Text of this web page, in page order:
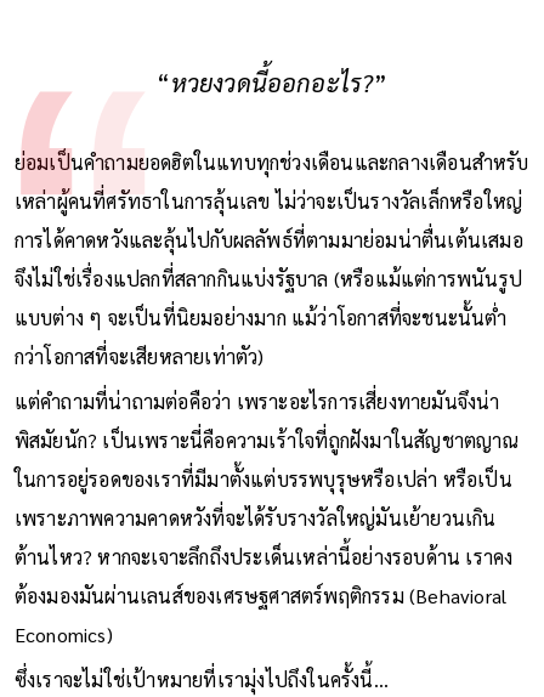
“หวยงวดนี้ออกอะไร?”
ย่อมเป็นคำถามยอดฮิตในแทบทุกช่วงเดือนและกลางเดือนสำหรับ
เหล่าผู้คนที่ศรัทธาในการลุ้นเลข ไม่ว่าจะเป็นรางวัลเล็กหรือใหญ่
การได้คาดหวังและลุ้นไปกับผลลัพธ์ที่ตามมาย่อมน่าตื่นเต้นเสมอ
จึงไม่ใช่เรื่องแปลกที่สลากกินแบ่งรัฐบาล (หรือแม้แต่การพนันรูป
แบบต่าง ๆ จะเป็นที่นิยมอย่างมาก แม้ว่าโอกาสที่จะชนะนั้นต่ำ
กว่าโอกาสที่จะเสียหลายเท่าตัว)
แต่คำถามที่น่าถามต่อคือว่า เพราะอะไรการเสี่ยงทายมันจึงน่า
พิสมัยนัก? เป็นเพราะนี่คือความเร้าใจที่ถูกฝังมาในสัญชาตญาณ
ในการอยู่รอดของเราที่มีมาตั้งแต่บรรพบุรุษหรือเปล่า หรือเป็น
เพราะภาพความคาดหวังที่จะได้รับรางวัลใหญ่มันเย้ายวนเกิน
ต้านไหว? หากจะเจาะลึกถึงประเด็นเหล่านี้อย่างรอบด้าน เราคง
ต้องมองมันผ่านเลนส์ของเศรษฐศาสตร์พฤติกรรม (Behavioral
Economics)
ซึ่งเราจะไม่ใช่เป้าหมายที่เรามุ่งไปถึงในครั้งนี้…